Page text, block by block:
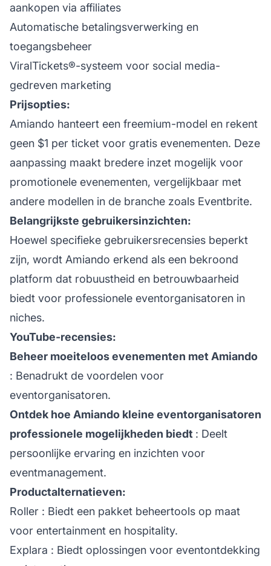
aankopen via affiliates
Automatische betalingsverwerking en
toegangsbeheer
ViralTickets®-systeem voor social media-
gedreven marketing
Prijsopties:
Amiando hanteert een freemium-model en rekent
geen $1 per ticket voor gratis evenementen. Deze
aanpassing maakt bredere inzet mogelijk voor
promotionele evenementen, vergelijkbaar met
andere modellen in de branche zoals Eventbrite.
Belangrijkste gebruikersinzichten:
Hoewel specifieke gebruikersrecensies beperkt
zijn, wordt Amiando erkend als een bekroond
platform dat robuustheid en betrouwbaarheid
biedt voor professionele eventorganisatoren in
niches.
YouTube-recensies:
Beheer moeiteloos evenementen met Amiando
: Benadrukt de voordelen voor
eventorganisatoren.
Ontdek hoe Amiando kleine eventorganisatoren
professionele mogelijkheden biedt : Deelt
persoonlijke ervaring en inzichten voor
eventmanagement.
Productalternatieven:
Roller : Biedt een pakket beheertools op maat
voor entertainment en hospitality.
Explara : Biedt oplossingen voor eventontdekking